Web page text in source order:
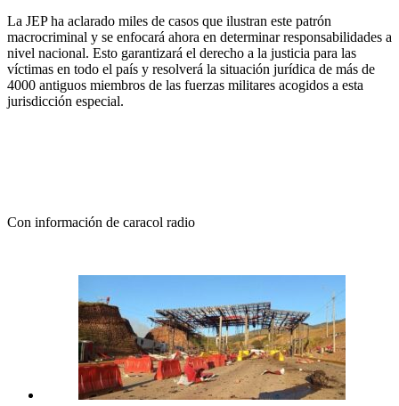
La JEP ha aclarado miles de casos que ilustran este patrón
macrocriminal y se enfocará ahora en determinar responsabilidades a
nivel nacional. Esto garantizará el derecho a la justicia para las
víctimas en todo el país y resolverá la situación jurídica de más de
4000 antiguos miembros de las fuerzas militares acogidos a esta
jurisdicción especial.
Con información de caracol radio